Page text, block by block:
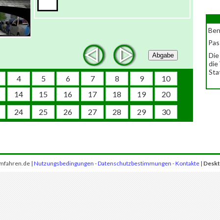
Abgabe
4 5 6 7 8 9
10
14
15 16 17 18 19
20
24
25 26 27 28 29 30
die
| Nutzungsbedingungen -Datenschutzbestimmungen -Kontakte|